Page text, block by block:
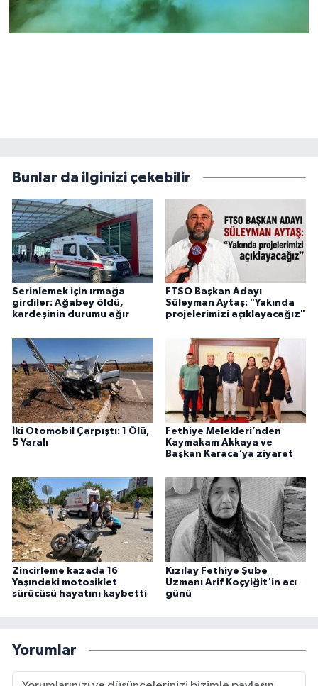
Bunlar da ilginizi çekebilir
Serinlemek için ırmağa
girdiler: Ağabey öldü,
kardeşinin durumu ağır
FTSO Başkan Adayı
Süleyman Aytaş: "Yakında
projelerimizi açıklayacağız"
İki Otomobil Çarpıştı: 1 Ölü,
5 Yaralı
Fethiye Melekleri’nden
Kaymakam Akkaya ve
Başkan Karaca'ya ziyaret
Zincirleme kazada 16
Yaşındaki motosiklet
sürücüsü hayatını kaybetti
Kızılay Fethiye Şube
Uzmanı Arif Koçyiğit'in acı
günü
Yorumlar